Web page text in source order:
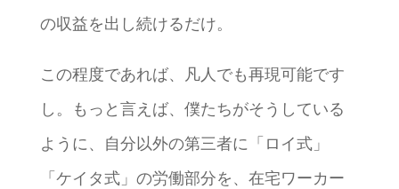
の収益を出し続けるだけ。
この程度であれば、凡人でも再現可能です
し。もっと言えば、僕たちがそうしている
ように、自分以外の第三者に「ロイ式」
「ケイタ式」の労働部分を、在宅ワーカー